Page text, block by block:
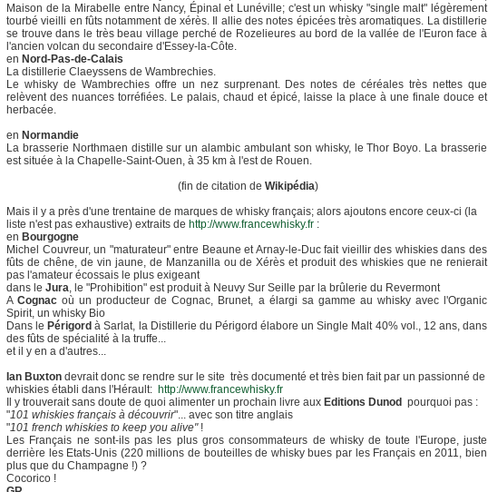
Maison de la Mirabelle entre Nancy, Épinal et Lunéville; c'est un whisky "single malt" légèrement
tourbé vieilli en fûts notamment de xérès. Il allie des notes épicées très aromatiques. La distillerie
se trouve dans le très beau village perché de Rozelieures au bord de la vallée de l'Euron face à
l'ancien volcan du secondaire d'Essey-la-Côte.
en Nord-Pas-de-Calais
La distillerie Claeyssens de Wambrechies.
Le whisky de Wambrechies offre un nez surprenant. Des notes de céréales très nettes que
relèvent des nuances torréfiées. Le palais, chaud et épicé, laisse la place à une finale douce et
herbacée.
en Normandie
La brasserie Northmaen distille sur un alambic ambulant son whisky, le Thor Boyo. La brasserie
est située à la Chapelle-Saint-Ouen, à 35 km à l'est de Rouen.
(fin de citation de Wikipédia)
Mais il y a près d'une trentaine de marques de whisky français; alors ajoutons encore ceux-ci (la
liste n'est pas exhaustive) extraits de http://www.francewhisky.fr :
en Bourgogne
Michel Couvreur, un "maturateur" entre Beaune et Arnay-le-Duc fait vieillir des whiskies dans des
fûts de chêne, de vin jaune, de Manzanilla ou de Xérès et produit des whiskies que ne renierait
pas l'amateur écossais le plus exigeant
dans le Jura, le "Prohibition" est produit à Neuvy Sur Seille par la brûlerie du Revermont
ACognac où un producteur de Cognac, Brunet, a élargi sa gamme au whisky avec l'Organic
Spirit, un whisky Bio
Dans le Périgord à Sarlat, la Distillerie du Périgord élabore un Single Malt 40% vol., 12 ans, dans
des fûts de spécialité à la truffe...
et il y en a d'autres...
Ian Buxton devrait donc se rendre sur le site très documenté et très bien fait par un passionné de
whiskies établi dans l'Hérault: http://www.francewhisky.fr
Il y trouverait sans doute de quoi alimenter un prochain livre aux Editions Dunod pourquoi pas :
"101 whiskies français à découvrir"... avec son titre anglais
"101 french whiskies to keep you alive"!
Les Français ne sont-ils pas les plus gros consommateurs de whisky de toute l'Europe, juste
derrière les Etats-Unis (220 millions de bouteilles de whisky bues par les Français en 2011, bien
plus que du Champagne !) ?
Cocorico !